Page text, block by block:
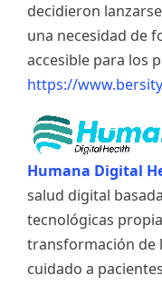
decidieron
una necesidad de
accesible para los
https://
Humana Digital
salud digital
tecnológicas
transformación de
cuidado a